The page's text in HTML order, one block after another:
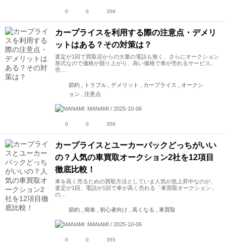
0 0 358
カープライスを利用する際の注意点・デメリ
ットはある？その対策は？
査定が1回で買取店からの大量の電話も無く、さらにオークション
形式なので価格が競り上がり、高い価格で車が売れるサービス。
売…
節約 , トラブル , デメリット , カープライス , オークシ
ョン , 注意点
MANAMI / 2025-10-06
0 0 359
カープライスとユーカーパックどっちがいい
の？人気の車買取オークション2社を12項目
徹底比較！
車を高く売るための買取方法としていま人気が急上昇中なのが、
査定が1回、電話が1回で車が高く売れる「車買取オークション」
の…
節約 , 簡単 , 初心者向け , 高くなる , 車買取
MANAMI / 2025-10-06
0 0 355